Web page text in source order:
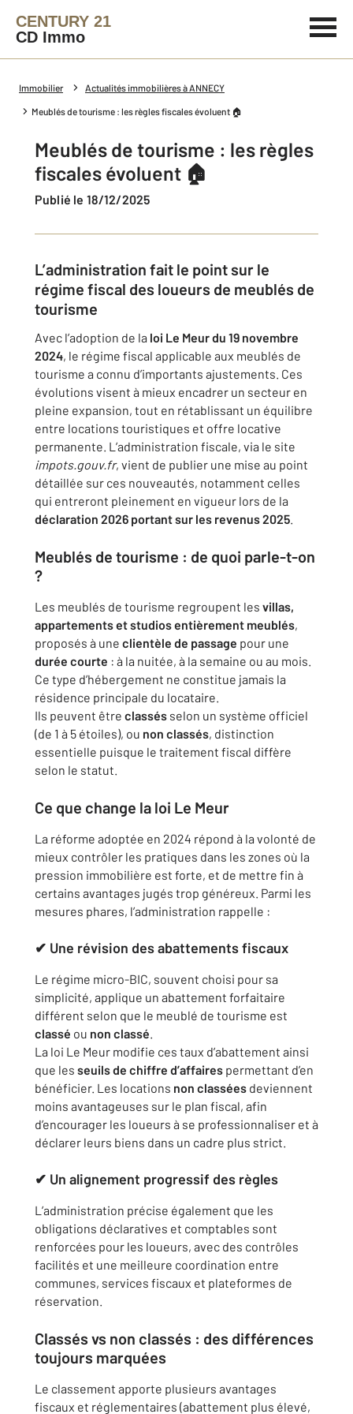
CENTURY 21
CD Immo
Immobilier Actualités immobilières à ANNECY
Meublés de tourisme : les règles fiscales évoluent 🏠
Meublés de tourisme : les règles
fiscales évoluent 🏠
Publié le 18/12/2025
L’administration fait le point sur le
régime fiscal des loueurs de meublés de
tourisme
Avec l’adoption de la loi Le Meur du 19 novembre
2024, le régime fiscal applicable aux meublés de
tourisme a connu d’importants ajustements. Ces
évolutions visent à mieux encadrer un secteur en
pleine expansion, tout en rétablissant un équilibre
entre locations touristiques et offre locative
permanente. L’administration fiscale, via le site
impots.gouv.fr, vient de publier une mise au point
détaillée sur ces nouveautés, notamment celles
qui entreront pleinement en vigueur lors de la
déclaration 2026 portant sur les revenus 2025.
Meublés de tourisme : de quoi parle-t-on
?
Les meublés de tourisme regroupent les villas,
appartements et studios entièrement meublés,
proposés à une clientèle de passage pour une
durée courte : à la nuitée, à la semaine ou au mois.
Ce type d’hébergement ne constitue jamais la
résidence principale du locataire.
Ils peuvent être classés selon un système officiel
(de 1 à 5 étoiles), ou non classés, distinction
essentielle puisque le traitement fiscal diffère
selon le statut.
Ce que change la loi Le Meur
La réforme adoptée en 2024 répond à la volonté de
mieux contrôler les pratiques dans les zones où la
pression immobilière est forte, et de mettre fin à
certains avantages jugés trop généreux. Parmi les
mesures phares, l’administration rappelle :
✔ Une révision des abattements fiscaux
Le régime micro-BIC, souvent choisi pour sa
simplicité, applique un abattement forfaitaire
différent selon que le meublé de tourisme est
classé ou non classé.
La loi Le Meur modifie ces taux d’abattement ainsi
que les seuils de chiffre d’affaires permettant d’en
bénéficier. Les locations non classées deviennent
moins avantageuses sur le plan fiscal, afin
d’encourager les loueurs à se professionnaliser et à
déclarer leurs biens dans un cadre plus strict.
✔ Un alignement progressif des règles
L’administration précise également que les
obligations déclaratives et comptables sont
renforcées pour les loueurs, avec des contrôles
facilités et une meilleure coordination entre
communes, services fiscaux et plateformes de
réservation.
Classés vs non classés : des différences
toujours marquées
Le classement apporte plusieurs avantages
fiscaux et réglementaires (abattement plus élevé,